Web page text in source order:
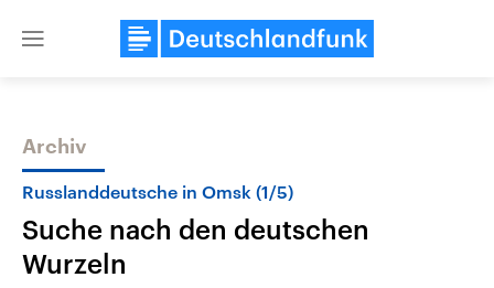
Close
Themen
Archiv
Russlanddeutsche in Omsk (1/5)
Suche nach den deutschen
Wurzeln